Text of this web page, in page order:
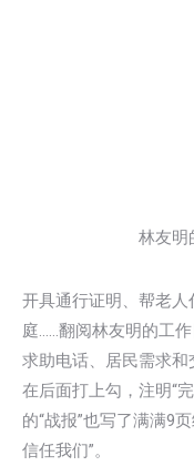
林友明
开具通行证明、帮老
庭……翻阅林友明的工
求助电话、居民需求
在后面打上勾，注明“
的“战报”也写了满满9
信任我们”。